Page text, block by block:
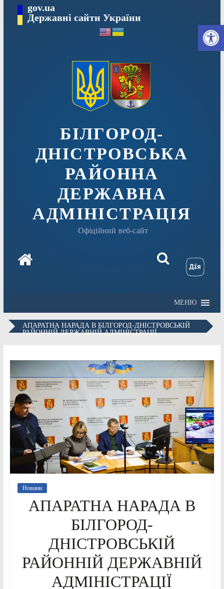
вмісту
gov.ua
Державні сайти України
БІЛГОРОД-
ДНІСТРОВСЬКА
РАЙОННА
ДЕРЖАВНА
АДМІНІСТРАЦІЯ
Офіційний веб-сайт
МЕНЮ
АПАРАТНА НАРАДА В БІЛГОРОД-ДНІСТРОВСЬКІЙ
РАЙОННІЙ ДЕРЖАВНІЙ АДМІНІСТРАЦІЇ
Новини
АПАРАТНА НАРАДА В
БІЛГОРОД-
ДНІСТРОВСЬКІЙ
РАЙОННІЙ ДЕРЖАВНІЙ
АДМІНІСТРАЦІЇ